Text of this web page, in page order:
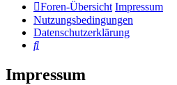
Foren-Übersicht Impressum
Nutzungsbedingungen
Datenschutzerklärung
Suche
Impressum